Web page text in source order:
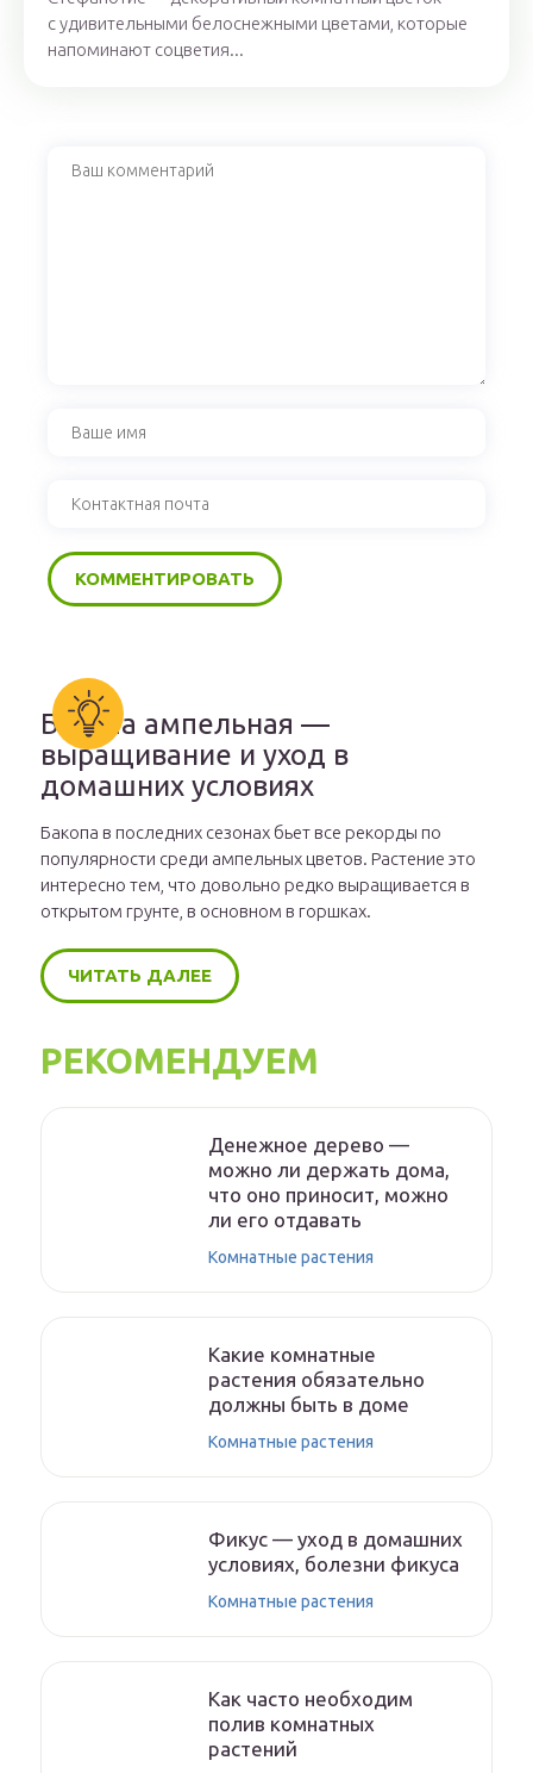
с удивительными белоснежными цветами, которые
напоминают соцветия...
Бакопа ампельная —
выращивание и уход в
домашних условиях
Бакопа в последних сезонах бьет все рекорды по
популярности среди ампельных цветов. Растение это
интересно тем, что довольно редко выращивается в
открытом грунте, в основном в горшках.
ЧИТАТЬ ДАЛЕЕ
РЕКОМЕНДУЕМ
Денежное дерево —
можно ли держать дома,
что оно приносит, можно
ли его отдавать
Комнатные растения
Какие комнатные
растения обязательно
должны быть в доме
Комнатные растения
Фикус — уход в домашних
условиях, болезни фикуса
Комнатные растения
Как часто необходим
полив комнатных
растений